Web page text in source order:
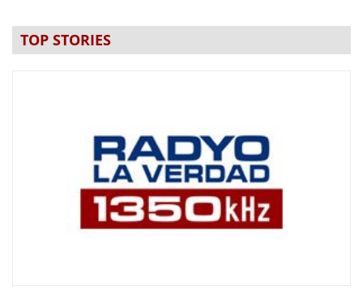
TOP STORIES